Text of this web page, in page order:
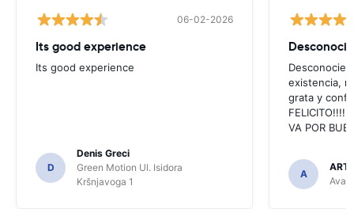
06-02-2026
Its good experience
Its good experience
D
Denis Greci
Green Motion Ul. Isidora
Kršnjavoga 1
existencia,
grata y
FELICITO!!!!,
VA POR
A